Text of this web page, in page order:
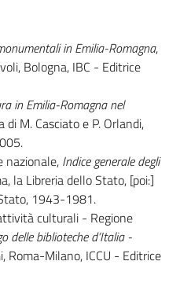
in Emilia-Romagna,
Bologna, IBC - Editrice
in Emilia-Romagna nel
di M. Casciato e P. Orlandi,
nazionale, Indice generale degli
la Libreria dello Stato, [poi:]
1943-1981.
culturali - Regione
delle biblioteche d’Italia -
Roma-Milano, ICCU - Editrice